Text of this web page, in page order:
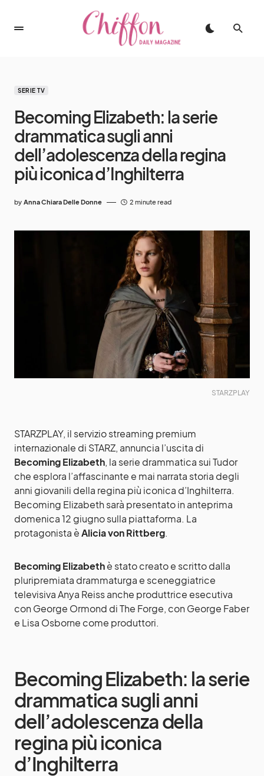
SERIE TV
Becoming Elizabeth: la serie
drammatica sugli anni
dell’adolescenza della regina
più iconica d’Inghilterra
by Anna Chiara Delle Donne 2 minute read
STARZPLAY
STARZPLAY, il servizio streaming premium
internazionale di STARZ, annuncia l’uscita di
Becoming Elizabeth, la serie drammatica sui Tudor
che esplora l’affascinante e mai narrata storia degli
anni giovanili della regina più iconica d’Inghilterra.
Becoming Elizabeth sarà presentato in anteprima
domenica 12 giugno sulla piattaforma. La
protagonista èAlicia von Rittberg.
Becoming Elizabethè stato creato e scritto dalla
pluripremiata drammaturga e sceneggiatrice
televisiva Anya Reiss anche produttrice esecutiva
con George Ormond di The Forge, con George Faber
e Lisa Osborne come produttori.
Becoming Elizabeth: la serie
drammatica sugli anni
dell’adolescenza della
regina più iconica
d’Inghilterra